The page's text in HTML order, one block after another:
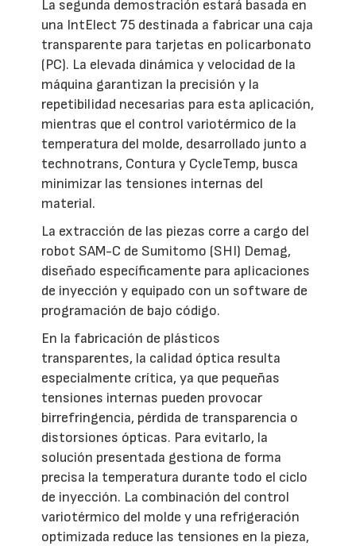
La segunda demostración estará basada en
una IntElect 75 destinada a fabricar una caja
transparente para tarjetas en policarbonato
(PC). La elevada dinámica y velocidad de la
máquina garantizan la precisión y la
repetibilidad necesarias para esta aplicación,
mientras que el control variotérmico de la
temperatura del molde, desarrollado junto a
technotrans, Contura y CycleTemp, busca
minimizar las tensiones internas del
material.
La extracción de las piezas corre a cargo del
robot SAM-C de Sumitomo (SHI) Demag,
diseñado específicamente para aplicaciones
de inyección y equipado con un software de
programación de bajo código.
En la fabricación de plásticos
transparentes, la calidad óptica resulta
especialmente crítica, ya que pequeñas
tensiones internas pueden provocar
birrefringencia, pérdida de transparencia o
distorsiones ópticas. Para evitarlo, la
solución presentada gestiona de forma
precisa la temperatura durante todo el ciclo
de inyección. La combinación del control
variotérmico del molde y una refrigeración
optimizada reduce las tensiones en la pieza,